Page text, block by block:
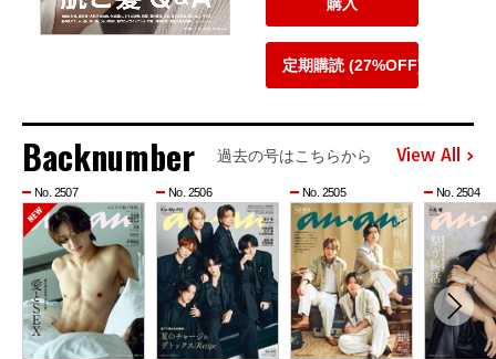
定期購読 (27%OFF)
Backnumber 過去の号はこちらから View All
No. 2507 No. 2506 No. 2505 No. 2504